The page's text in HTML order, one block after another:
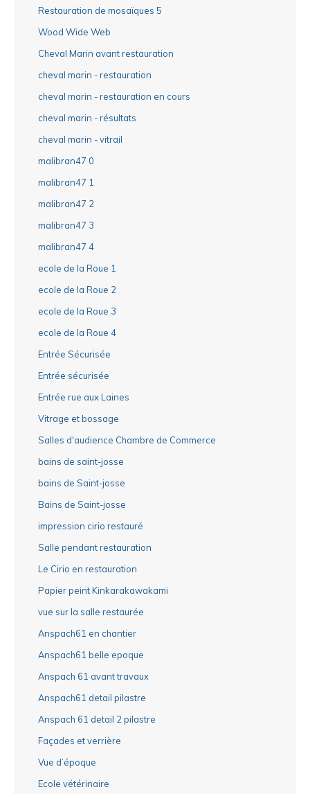
Restauration de mosaïques 5
Wood Wide Web
Cheval Marin avant restauration
cheval marin - restauration
cheval marin - restauration en cours
cheval marin - résultats
cheval marin - vitrail
malibran47 0
malibran47 1
malibran47 2
malibran47 3
malibran47 4
ecole de la Roue 1
ecole de la Roue 2
ecole de la Roue 3
ecole de la Roue 4
Entrée Sécurisée
Entrée sécurisée
Entrée rue aux Laines
Vitrage et bossage
Salles d'audience Chambre de Commerce
bains de saint-josse
bains de Saint-josse
Bains de Saint-josse
impression cirio restauré
Salle pendant restauration
Le Cirio en restauration
Papier peint Kinkarakawakami
vue sur la salle restaurée
Anspach61 en chantier
Anspach61 belle epoque
Anspach 61 avant travaux
Anspach61 detail pilastre
Anspach 61 detail 2 pilastre
Façades et verrière
Vue d’époque
Ecole vétérinaire